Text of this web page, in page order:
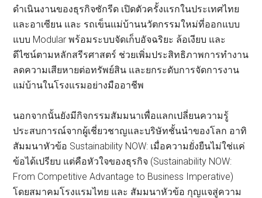
ดำเนินงานของธุรกิจซักรีด เปิดตัวครั้งแรกในประเทศไทย
และอาเซียน และ รถเข็นแม่บ้านนวัตกรรมใหม่ที่ออกแบบ
แบบ Modular พร้อมระบบจัดเก็บอัจฉริยะ ล้อเงียบ และ
ดีไซน์ตามหลักสรีรศาสตร์ ช่วยเพิ่มประสิทธิภาพการทำงาน
ลดความเสียหายต่อทรัพย์สิน และยกระดับการจัดการงาน
แม่บ้านในโรงแรมอย่างมืออาชีพ
นอกจากนั้นยังมีกิจกรรมสัมมนาเพื่อแลกเปลี่ยนความรู้
ประสบการณ์จากผู้เชี่ยวชาญและบริษัทชั้นนำของโลก อาทิ
สัมมนาหัวข้อ Sustainability NOW: เมื่อความยั่งยืนไม่ใช่แค่
ข้อได้เปรียบ แต่คือหัวใจของธุรกิจ (Sustainability NOW:
From Competitive Advantage to Business Imperative)
โดยสมาคมโรงแรมไทย และ สัมมนาหัวข้อ กุญแจสู่ความ